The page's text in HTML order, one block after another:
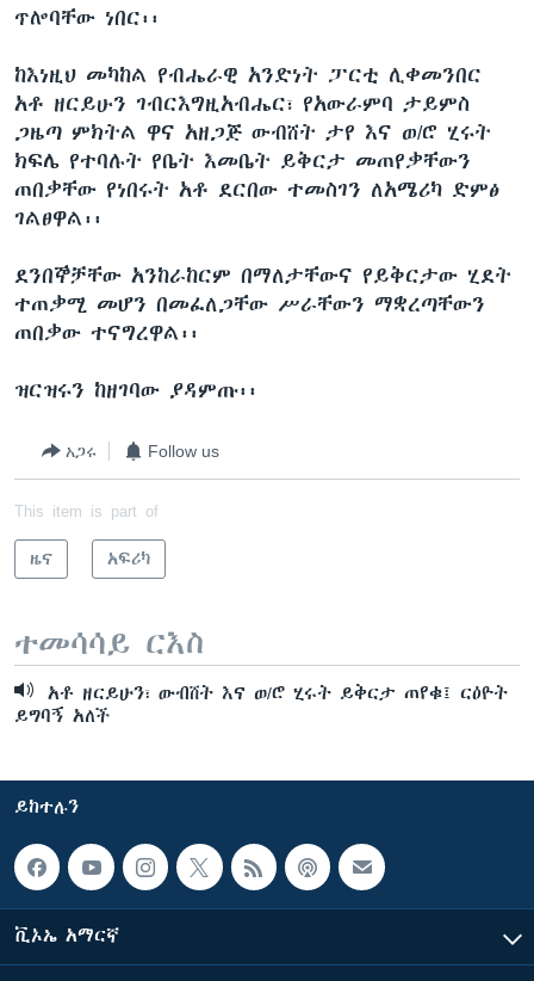
ጥሎባቸው ነበር፡፡
ከእነዚህ መካከል የብሔራዊ አንድነት ፓርቲ ሊቀመንበር
አቶ ዘርይሁን ገብርእግዚአብሔር፣ የአውራምባ ታይምስ
ጋዜጣ ምክትል ዋና አዘጋጅ ውብሸት ታየ እና ወ/ሮ ሂሩት
ክፍሌ የተባሉት የቤት እመቤት ይቅርታ መጠየቃቸውን
ጠበቃቸው የነበሩት አቶ ደርበው ተመስገን ለአሜሪካ ድምፅ
ገልፀዋል፡፡
ደንበኞቻቸው አንከራከርም በማለታቸውና የይቅርታው ሂደት
ተጠቃሚ መሆን በመፈለጋቸው ሥራቸውን ማቋረጣቸውን
ጠበቃው ተናግረዋል፡፡
ዝርዝሩን ከዘገባው ያዳምጡ፡፡
አጋሩ Follow us
This item is part of
ዜና አፍሪካ
ተመሳሳይ ርእስ
አቶ ዘርይሁን፣ ውብሸት እና ወ/ሮ ሂሩት ይቅርታ ጠየቁ፤ ርዕዮት
ይግባኝ አለች
ይከተሉን
ቪኦኤ አማርኛ